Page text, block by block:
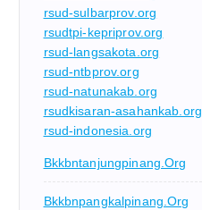
rsud-sulbarprov.org
rsudtpi-kepriprov.org
rsud-langsakota.org
rsud-ntbprov.org
rsud-natunakab.org
rsudkisaran-asahankab.org
rsud-indonesia.org
Bkkbntanjungpinang.org
Bkkbnpangkalpinang.org